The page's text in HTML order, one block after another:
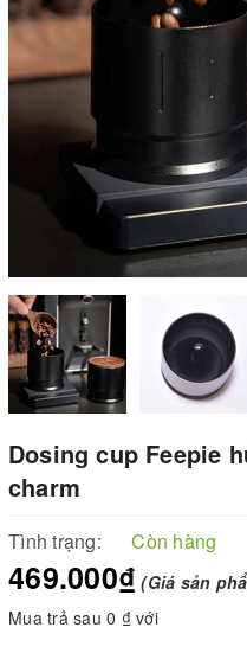
Dosing cup Feepie
charm
Tình trạng: Còn hàng
469.000₫ (Giá sản
Mua trả sau 0 ₫ với